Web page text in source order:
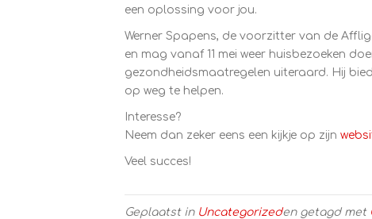
een oplossing voor jou.
Werner Spapens, de voorzitter van de
en mag vanaf 11 mei weer huisbezoeken
gezondheidsmaatregelen uiteraard. Hij
op weg te helpen.
Interesse?
Neem dan zeker eens een kijkje op zijn
Veel succes!
Geplaatst in Uncategorizeden getagd met